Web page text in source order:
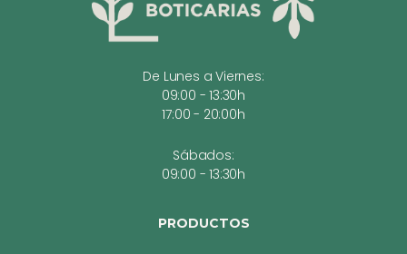
De Lunes a Viernes:
09:00 - 13:30h
17:00 - 20:00h
Sábados:
09:00 - 13:30h
PRODUCTOS